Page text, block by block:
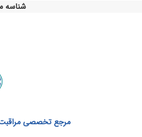
شناسه
مرجع تخصصی